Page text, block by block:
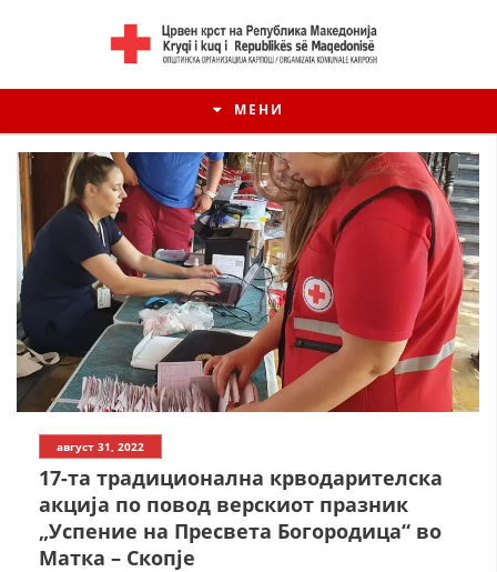
МЕНИ
август 31, 2022
17-та традиционална крводарителска
акција по повод верскиот празник
„Успение на Пресвета Богородица“ во
Матка – Скопје